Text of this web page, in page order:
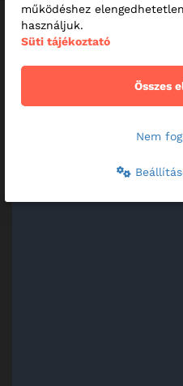
működéshez
használjuk.
Süti tájékoztató
Összes
Nem